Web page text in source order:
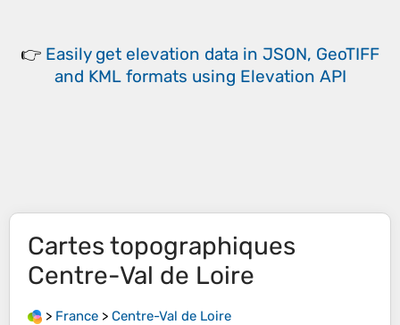
👉 Easily get elevation data in JSON, GeoTIFF
and KML formats using Elevation API
Cartes topographiques
Centre-Val de Loire
> France > Centre-Val de Loire